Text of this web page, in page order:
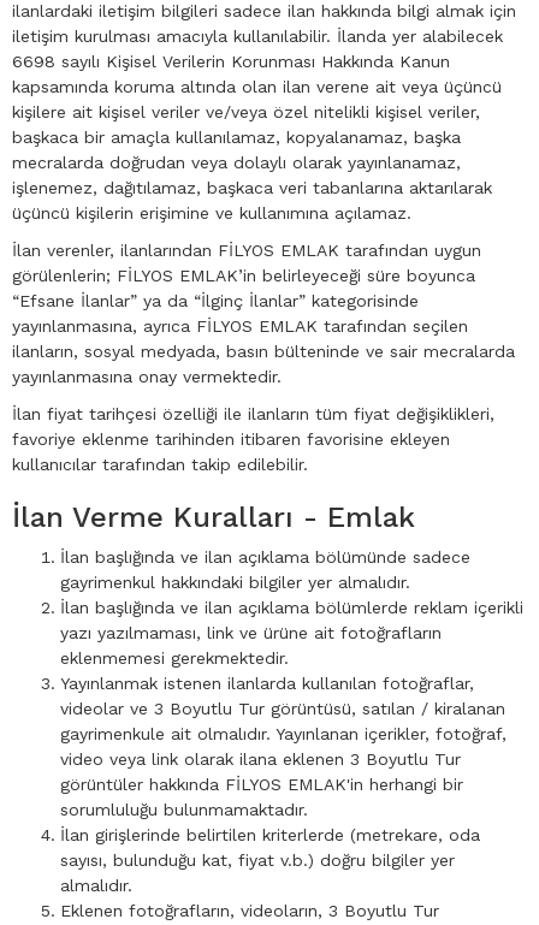
ilanlardaki iletişim bilgileri sadece ilan hakkında bilgi almak için
iletişim kurulması amacıyla kullanılabilir. İlanda yer alabilecek
6698 sayılı Kişisel Verilerin Korunması Hakkında Kanun
kapsamında koruma altında olan ilan verene ait veya üçüncü
kişilere ait kişisel veriler ve/veya özel nitelikli kişisel veriler,
başkaca bir amaçla kullanılamaz, kopyalanamaz, başka
mecralarda doğrudan veya dolaylı olarak yayınlanamaz,
işlenemez, dağıtılamaz, başkaca veri tabanlarına aktarılarak
üçüncü kişilerin erişimine ve kullanımına açılamaz.
İlan verenler, ilanlarından FİLYOS EMLAK tarafından uygun
görülenlerin; FİLYOS EMLAK’in belirleyeceği süre boyunca
“Efsane İlanlar” ya da “İlginç İlanlar” kategorisinde
yayınlanmasına, ayrıca FİLYOS EMLAK tarafından seçilen
ilanların, sosyal medyada, basın bülteninde ve sair mecralarda
yayınlanmasına onay vermektedir.
İlan fiyat tarihçesi özelliği ile ilanların tüm fiyat değişiklikleri,
favoriye eklenme tarihinden itibaren favorisine ekleyen
kullanıcılar tarafından takip edilebilir.
İlan Verme Kuralları - Emlak
İlan başlığında ve ilan açıklama bölümünde sadece
gayrimenkul hakkındaki bilgiler yer almalıdır.
İlan başlığında ve ilan açıklama bölümlerde reklam içerikli
yazı yazılmaması, link ve ürüne ait fotoğrafların
eklenmemesi gerekmektedir.
Yayınlanmak istenen ilanlarda kullanılan fotoğraflar,
videolar ve 3 Boyutlu Tur görüntüsü, satılan / kiralanan
gayrimenkule ait olmalıdır. Yayınlanan içerikler, fotoğraf,
video veya link olarak ilana eklenen 3 Boyutlu Tur
görüntüler hakkında FİLYOS EMLAK'in herhangi bir
sorumluluğu bulunmamaktadır.
İlan girişlerinde belirtilen kriterlerde (metrekare, oda
sayısı, bulunduğu kat, fiyat v.b.) doğru bilgiler yer
almalıdır.
Eklenen fotoğrafların, videoların, 3 Boyutlu Tur